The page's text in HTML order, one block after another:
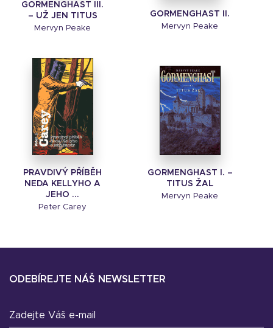
GORMENGHAST III.
– UŽ JEN TITUS
Mervyn Peake
GORMENGHAST II.
Mervyn Peake
PRAVDIVÝ PŘÍBĚH
NEDA KELLYHO A
JEHO ...
Peter Carey
GORMENGHAST I. –
TITUS ŽAL
Mervyn Peake
ODEBÍREJTE NÁŠ NEWSLETTER
Zadejte Váš e-mail